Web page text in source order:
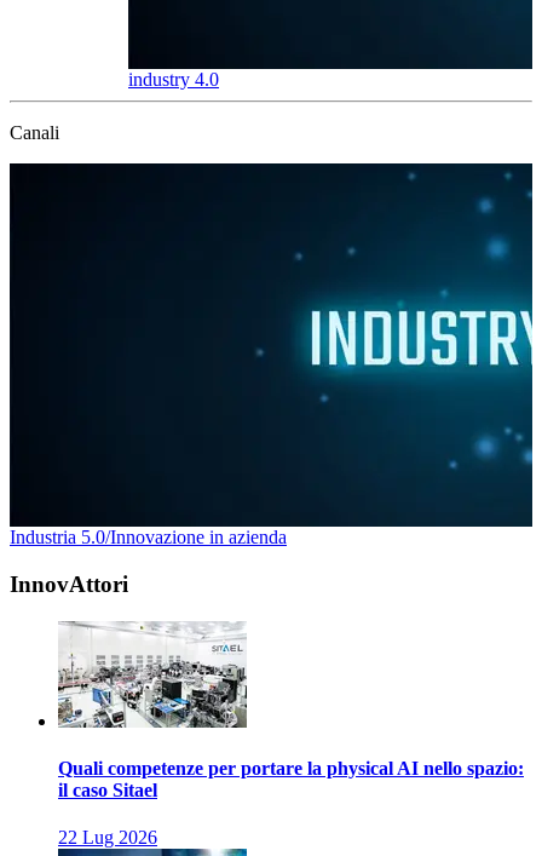
industry 4.0
…
Canali
Industria 5.0/Innovazione in azienda
InnovAttori
Quali competenze per portare la physical AI nello spazio:
il caso Sitael
22 Lug 2026